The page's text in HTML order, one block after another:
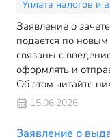
Уплата налогов и
Заявление о
подается по
связаны с
оформлять и
Об этом читайте
15.06.2026
Заявление о